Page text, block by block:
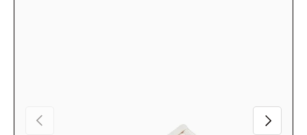
Önceki Sonraki